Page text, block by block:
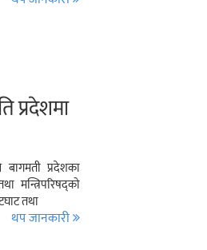
प्रदेशमा
बागमती प्रदेशका
मन्त्रिपरिषद्को
तथा
थप जानकारी